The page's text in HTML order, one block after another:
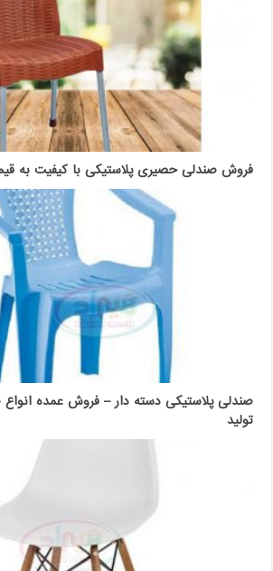
فروش صندلی حصیری پلاستیکی با کیفیت به
صندلی پلاستیکی دسته دار – فروش عمده
تولید